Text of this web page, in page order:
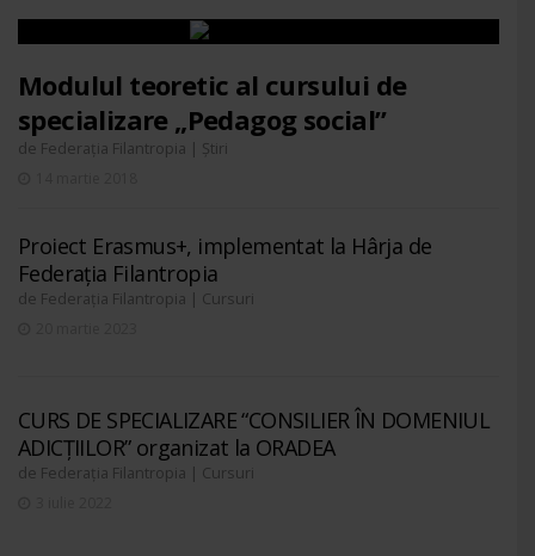
Modulul teoretic al cursului de
specializare „Pedagog social”
de Federația Filantropia | Știri
Proiect Erasmus+, implementat la Hârja de
Federația Filantropia
de Federația Filantropia | Cursuri
CURS DE SPECIALIZARE “CONSILIER ÎN DOMENIUL
ADICȚIILOR” organizat la ORADEA
de Federația Filantropia | Cursuri